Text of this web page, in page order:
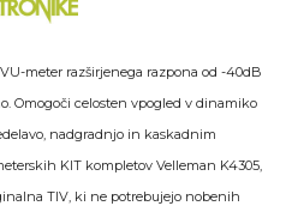
meter razširjenega razpona od -40dB
Omogoči celosten vpogled v dinamiko
nadgradnjo in kaskadnim
KIT kompletov Velleman K4305,
TIV, ki ne potrebujejo nobenih